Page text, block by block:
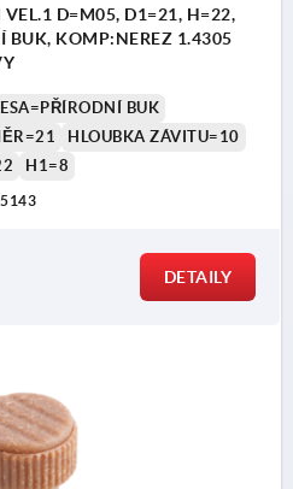
D=M05, D1=21, H=22,
BUK, KOMP:NEREZ 1.4305
BUK
HLOUBKA ZÁVITU=10
H1=8
DETAILY